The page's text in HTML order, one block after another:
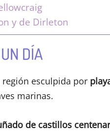
y de Dirleton
DÍA
región esculpida por
marinas.
de castillos